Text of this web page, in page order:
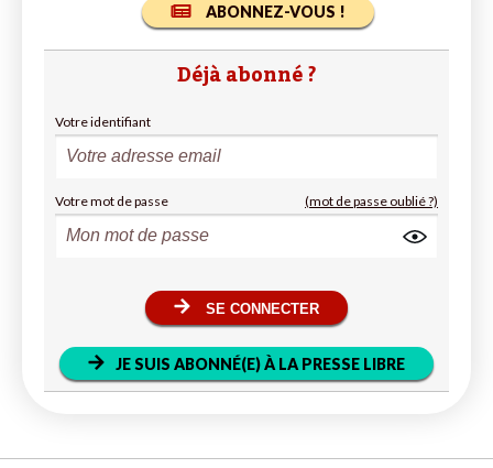
ABONNEZ-VOUS !
Déjà abonné ?
Votre identifiant
Votre mot de passe (mot de passe oublié ?)
SE CONNECTER
JE SUIS ABONNÉ(E) À LA PRESSE LIBRE